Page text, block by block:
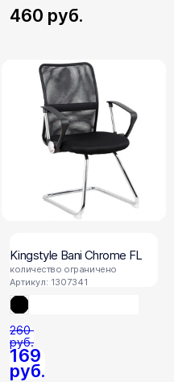
460 руб.
Kingstyle Bani Chrome FL
количество ограничено
Артикул: 1307341
169
руб.
260
руб.